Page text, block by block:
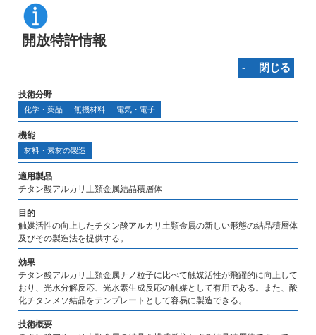
開放特許情報
‐ 閉じる
技術分野
化学・薬品 無機材料 電気・電子
機能
材料・素材の製造
適用製品
チタン酸アルカリ土類金属結晶積層体
目的
触媒活性の向上したチタン酸アルカリ土類金属の新しい形態の結晶積層体
及びその製造法を提供する。
効果
チタン酸アルカリ土類金属ナノ粒子に比べて触媒活性が飛躍的に向上して
おり、光水分解反応、光水素生成反応の触媒として有用である。また、酸
化チタンメソ結晶をテンプレートとして容易に製造できる。
技術概要